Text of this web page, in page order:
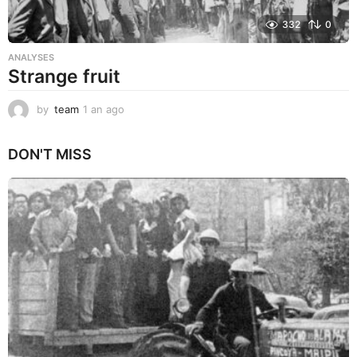
332 0
ANALYSES
Strange fruit
by team 1 an ago
o
DON'T MISS